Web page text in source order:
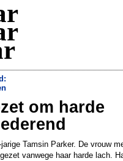
voor Deen die nepnieuws
in Maleisie
»
om harde
Tamsin Parker. De vrouw
vanwege haar harde lach.